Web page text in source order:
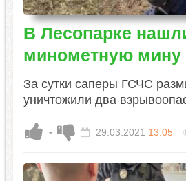
В Лесопарке
минометную
За сутки саперы ГСЧС
уничтожили два
- 29.03.2021 13:05